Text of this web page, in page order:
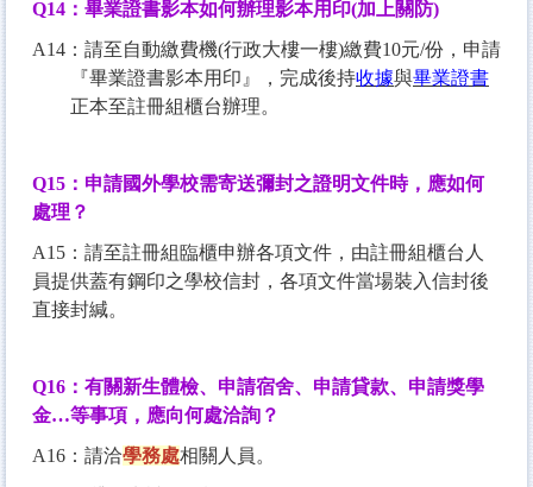
Q14 ：畢業證書影本如何辦理影本用印(加上關防)
A14：請至自動繳費機(行政大樓一樓)繳費10元/份，申請
『畢業證書影本用印』，完成後持收據與畢業證書
正本至註冊組櫃台辦理。
Q15 ：申請國外學校需寄送彌封之證明文件時，應如何
處理？
A15：請至註冊組臨櫃申辦各項文件，由註冊組櫃台人
員提供蓋有鋼印之學校信封，各項文件當場裝入信封後
直接封緘。
Q16 ：有關新生體檢、申請宿舍、申請貸款、申請獎學
金…等事項，應向何處洽詢？
A16：請洽學務處相關人員。